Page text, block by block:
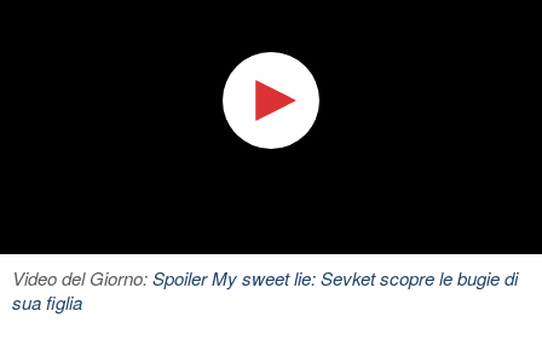
Video del Giorno:Spoiler My sweet lie: Sevket scopre le bugie di
sua figlia